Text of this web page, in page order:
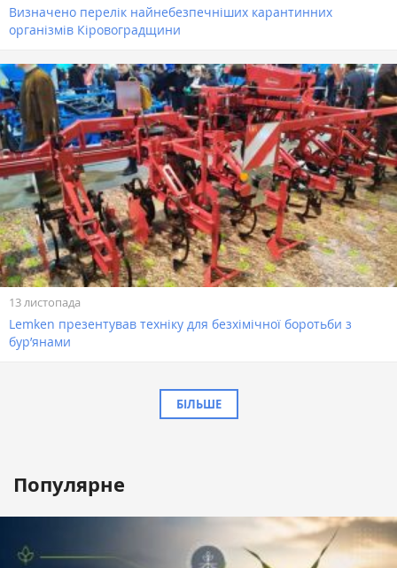
Визначено перелік найнебезпечніших карантинних
організмів Кіровоградщини
13 листопада
Lemken презентував техніку для безхімічної боротьби з
бур’янами
БІЛЬШЕ
Популярне